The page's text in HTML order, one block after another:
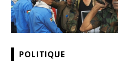
POLITIQUE